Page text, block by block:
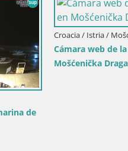
de
Croacia / Istria /
Cámara web de
Mošćenička